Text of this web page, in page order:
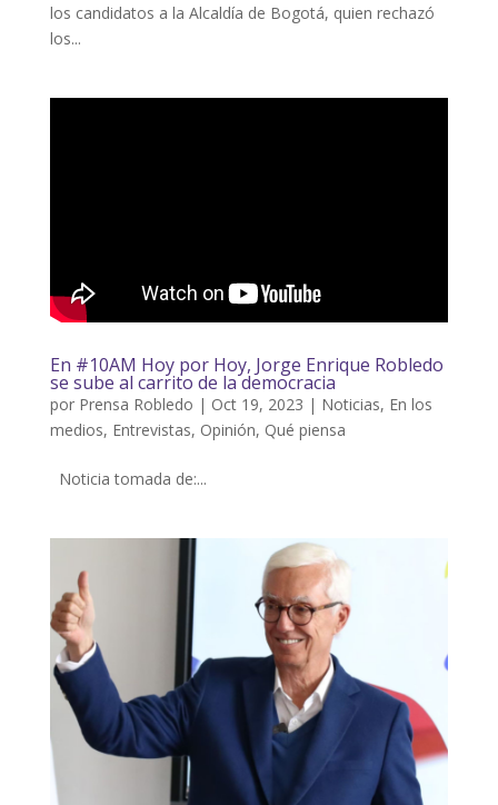
los candidatos a la Alcaldía de Bogotá, quien rechazó
los...
En #10AM Hoy por Hoy, Jorge Enrique Robledo
se sube al carrito de la democracia
por Prensa Robledo | Oct 19, 2023 | Noticias, En los
medios, Entrevistas, Opinión, Qué piensa
Noticia tomada de:...